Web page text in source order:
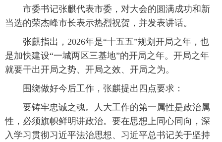
市委书记张麒代表市委，对大会的圆满成功和新
当选的荣杰峰市长表示热烈祝贺，并发表讲话。
张麒指出，2026年是“十五五”规划开局之年，也
是加快建设“一城两区三基地”的开局之年。开局之年
就要干出开局之势、开局之效、开局之为。
围绕做好今后工作，张麒提出四点要求：
要铸牢忠诚之魂。人大工作的第一属性是政治属
性，必须旗帜鲜明讲政治。要在思想上同心同向，深
入学习贯彻习近平法治思想、习近平总书记关于坚持